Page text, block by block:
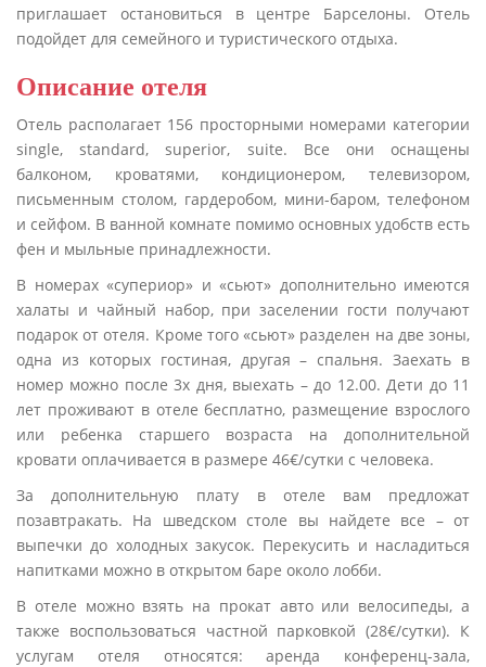
приглашает остановиться в центре Барселоны. Отель
подойдет для семейного и туристического отдыха.
Описание отеля
Отель располагает 156 просторными номерами категории
single, standard, superior, suite. Все они оснащены
балконом, кроватями, кондиционером, телевизором,
письменным столом, гардеробом, мини-баром, телефоном
и сейфом. В ванной комнате помимо основных удобств есть
фен и мыльные принадлежности.
В номерах «супериор» и «сьют» дополнительно имеются
халаты и чайный набор, при заселении гости получают
подарок от отеля. Кроме того «сьют» разделен на две зоны,
одна из которых гостиная, другая – спальня. Заехать в
номер можно после 3х дня, выехать – до 12.00. Дети до 11
лет проживают в отеле бесплатно, размещение взрослого
или ребенка старшего возраста на дополнительной
кровати оплачивается в размере 46€/сутки с человека.
За дополнительную плату в отеле вам предложат
позавтракать. На шведском столе вы найдете все – от
выпечки до холодных закусок. Перекусить и насладиться
напитками можно в открытом баре около лобби.
В отеле можно взять на прокат авто или велосипеды, а
также воспользоваться частной парковкой (28€/сутки). К
услугам отеля относятся: аренда конференц-зала,